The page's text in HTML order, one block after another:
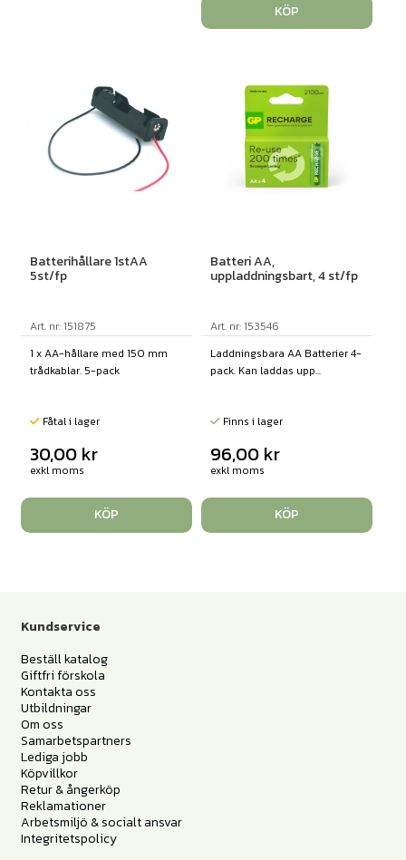
KÖP
Batterihållare 1stAA
5st/fp
Art. nr: 151875
1 x AA-hållare med 150 mm
trådkablar. 5-pack
Fåtal i lager
30,00 kr
exkl moms
KÖP
Batteri AA,
uppladdningsbart, 4 st/fp
Art. nr: 153546
Laddningsbara AA Batterier 4-
pack. Kan laddas upp...
Finns i lager
96,00 kr
exkl moms
KÖP
Kundservice
Beställ katalog
Giftfri förskola
Kontakta oss
Utbildningar
Om oss
Samarbetspartners
Lediga jobb
Köpvillkor
Retur & ångerköp
Reklamationer
Arbetsmiljö & socialt ansvar
Integritetspolicy